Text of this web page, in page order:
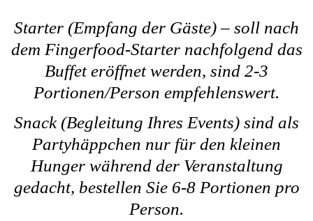
Starter (Empfang der Gäste) – soll nach
dem Fingerfood-Starter nachfolgend das
Buffet eröffnet werden, sind 2-3
Portionen/Person empfehlenswert.
Snack (Begleitung Ihres Events) sind als
Partyhäppchen nur für den kleinen
Hunger während der Veranstaltung
gedacht, bestellen Sie 6-8 Portionen pro
Person.